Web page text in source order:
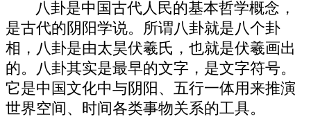
八卦是中国古代人民的基本哲学概念，
是古代的阴阳学说。所谓八卦就是八个卦
相，八卦是由太昊伏羲氏，也就是伏羲画出
的。八卦其实是最早的文字，是文字符号。
它是中国文化中与阴阳、五行一体用来推演
世界空间、时间各类事物关系的工具。